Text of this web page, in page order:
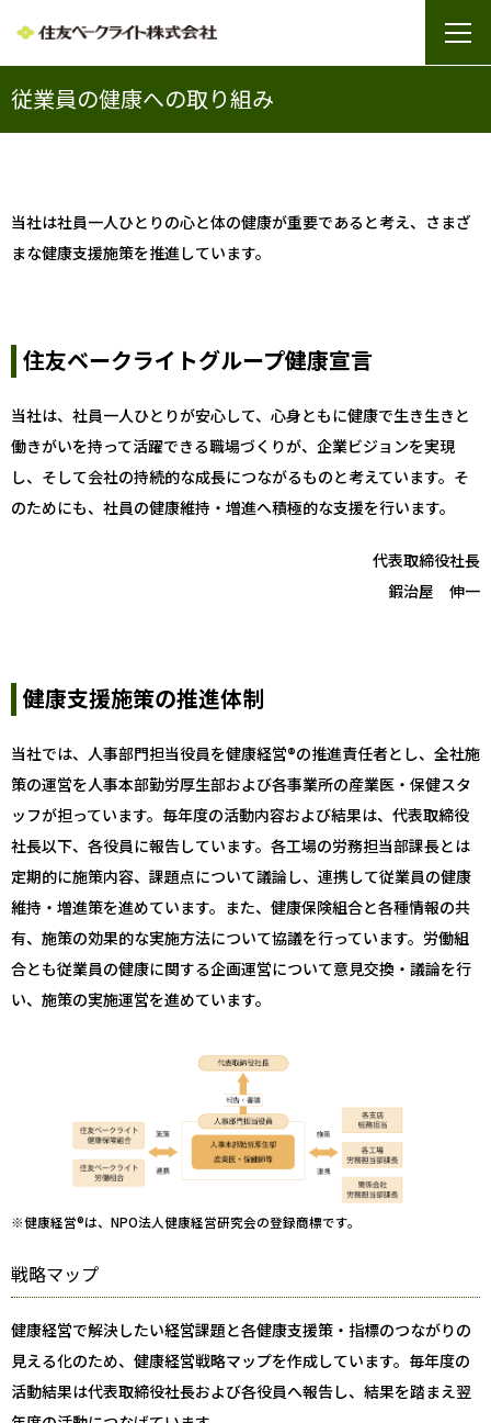
従業員の健康への取り組み
当社は社員一人ひとりの心と体の健康が重要であると考え、さまざ
まな健康支援施策を推進しています。
住友ベークライトグループ健康宣言
当社は、社員一人ひとりが安心して、心身ともに健康で生き生きと
働きがいを持って活躍できる職場づくりが、企業ビジョンを実現
し、そして会社の持続的な成長につながるものと考えています。そ
のためにも、社員の健康維持・増進へ積極的な支援を行います。
代表取締役社長
鍜治屋 伸一
健康支援施策の推進体制
当社では、人事部門担当役員を健康経営®の推進責任者とし、全社施
策の運営を人事本部勤労厚生部および各事業所の産業医・保健スタ
ッフが担っています。毎年度の活動内容および結果は、代表取締役
社長以下、各役員に報告しています。各工場の労務担当部課長とは
定期的に施策内容、課題点について議論し、連携して従業員の健康
維持・増進策を進めています。また、健康保険組合と各種情報の共
有、施策の効果的な実施方法について協議を行っています。労働組
合とも従業員の健康に関する企画運営について意見交換・議論を行
い、施策の実施運営を進めています。
※健康経営®は、NPO法人健康経営研究会の登録商標です。
戦略マップ
健康経営で解決したい経営課題と各健康支援策・指標のつながりの
見える化のため、健康経営戦略マップを作成しています。毎年度の
活動結果は代表取締役社長および各役員へ報告し、結果を踏まえ翌